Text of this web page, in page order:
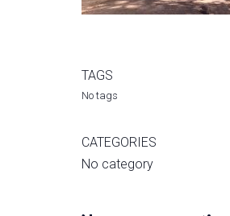
TAGS
No tags
CATEGORIES
No category